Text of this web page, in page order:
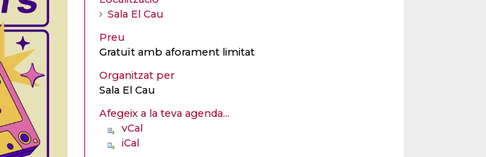
Sala El Cau
Preu
Gratuït amb aforament limitat
Organitzat per
Sala El Cau
Afegeix a la teva agenda...
vCal
iCal